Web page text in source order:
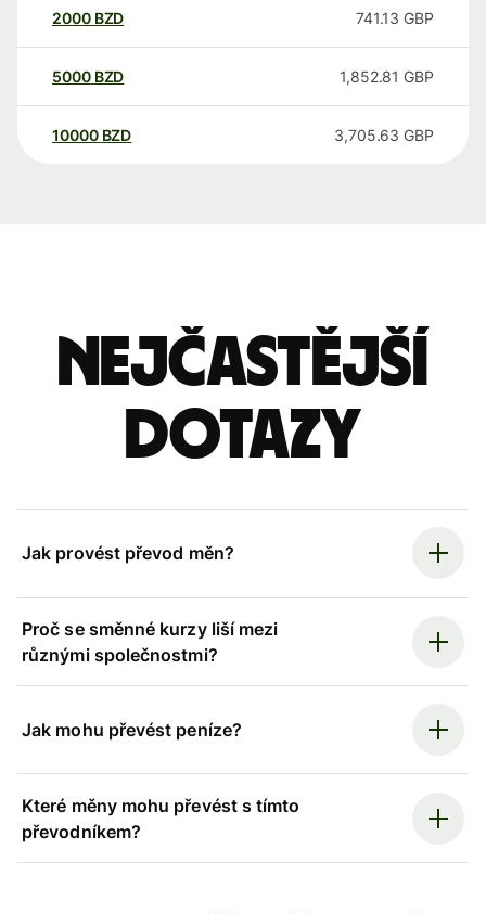
2000 BZD 741.13 GBP
5000 BZD 1,852.81 GBP
10000 BZD 3,705.63 GBP
Nejčastější
dotazy
Jak provést převod měn?
Proč se směnné kurzy liší mezi
různými společnostmi?
Jak mohu převést peníze?
Které měny mohu převést s tímto
převodníkem?